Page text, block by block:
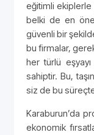
eğitimli ekiplerle
belki de en
güvenli bir
bu firmalar,
her türlü
sahiptir. Bu,
siz de bu
Karaburun’da
ekonomik